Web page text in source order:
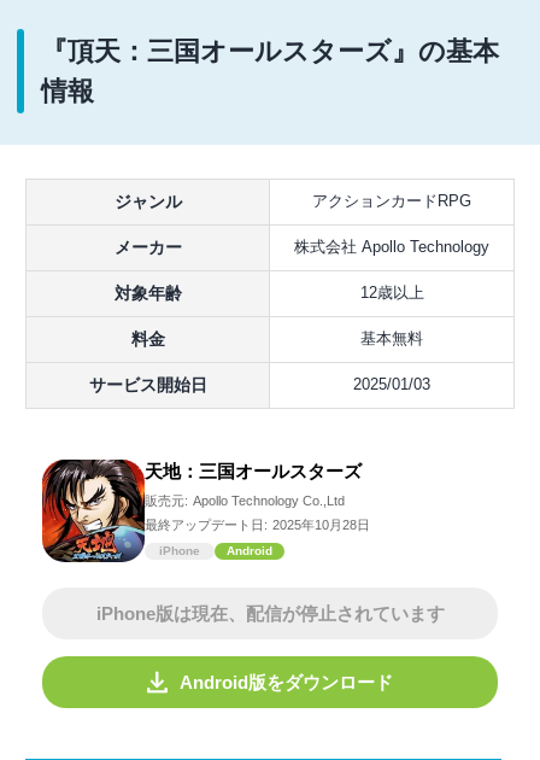
『頂天：三国オールスターズ』の基本
情報
ジャンル アクションカードRPG
メーカー 株式会社 Apollo Technology
対象年齢 12歳以上
料金 基本無料
サービス開始日 2025/01/03
天地：三国オールスターズ
販売元: Apollo Technology Co.,Ltd
最終アップデート日: 2025年10月28日
iPhone Android
iPhone版は現在、配信が停止されています
Android版をダウンロード